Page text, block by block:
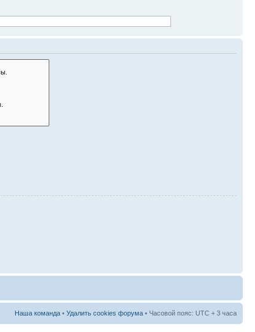
Наша команда • Удалить cookies форума • Часовой пояс: UTC + 3 часа